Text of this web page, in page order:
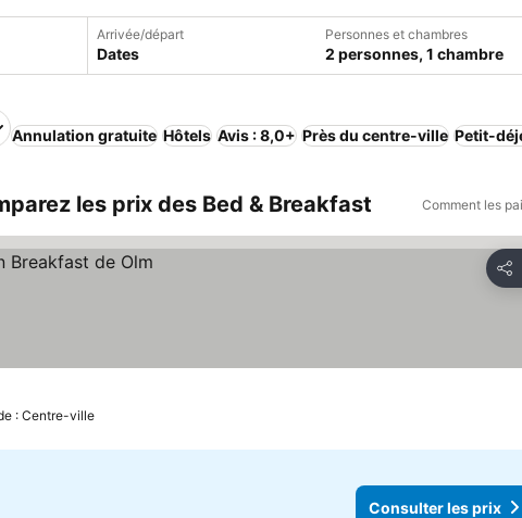
Arrivée/départ
Dates
Personnes et chambres
2 personnes, 1 chambre
Annulation gratuite Hôtels Avis : 8,0+ Près du centre-ville Petit-
les prix des Bed & Breakfast Comment les
: Centre-ville
Consulter les prix